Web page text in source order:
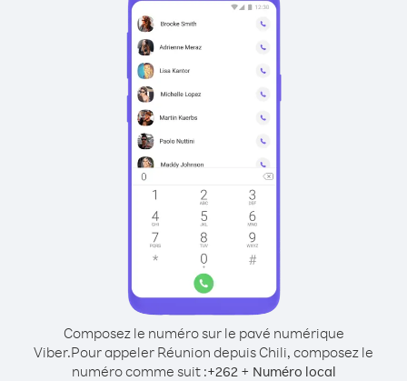
Composez le numéro sur le pavé numérique
Viber.Pour appeler Réunion depuis Chili, composez le
numéro comme suit :+262+ Numéro local